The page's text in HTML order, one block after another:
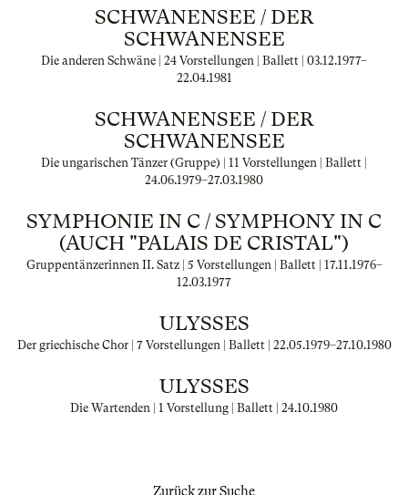
SCHWANENSEE / DER
SCHWANENSEE
Die anderen Schwäne | 24 Vorstellungen | Ballett | 03.12.1977–
22.04.1981
SCHWANENSEE / DER
SCHWANENSEE
Die ungarischen Tänzer (Gruppe) | 11 Vorstellungen | Ballett |
24.06.1979–27.03.1980
SYMPHONIE IN C / SYMPHONY IN C
(AUCH "PALAIS DE CRISTAL")
Gruppentänzerinnen II. Satz | 5 Vorstellungen | Ballett | 17.11.1976–
12.03.1977
ULYSSES
Der griechische Chor | 7 Vorstellungen | Ballett | 22.05.1979–27.10.1980
ULYSSES
Die Wartenden | 1 Vorstellung | Ballett | 24.10.1980
Zurück zur Suche